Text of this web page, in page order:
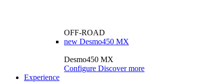
OFF-ROAD
new Desmo450 MX
Desmo450 MX
Configure Discover more
Experience